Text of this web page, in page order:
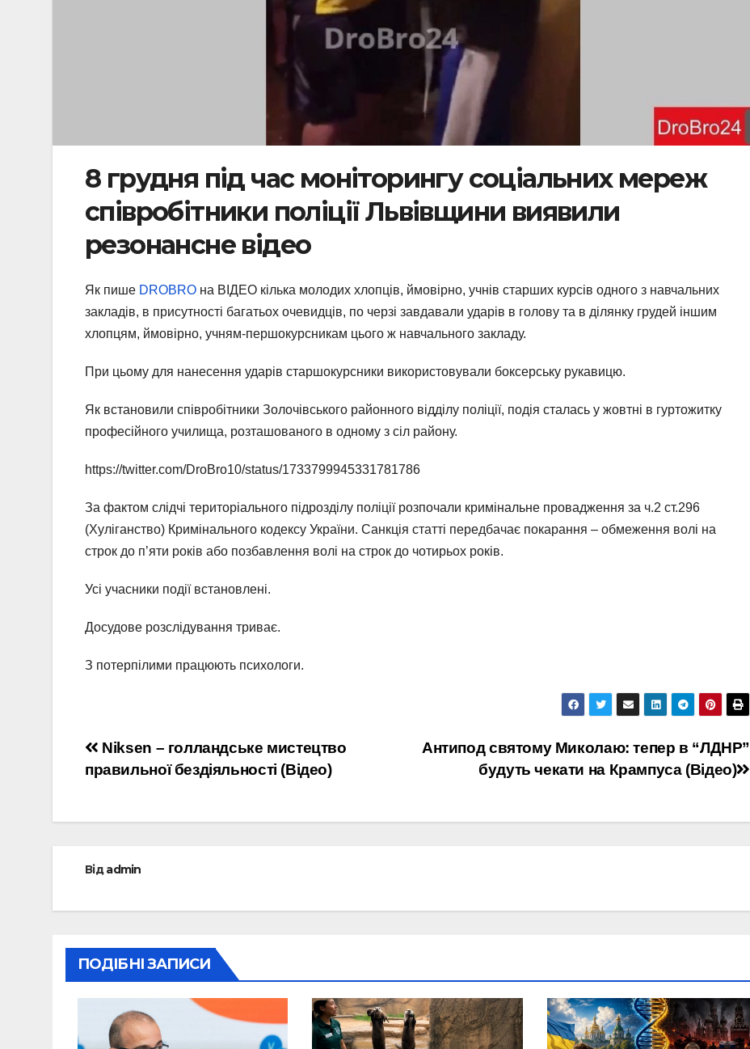
8 грудня під час моніторингу соціальних мереж
співробітники поліції Львівщини виявили
резонансне відео
Як пише DROBRO на ВІДЕО кілька молодих хлопців, ймовірно, учнів старших курсів одного з навчальних
закладів, в присутності багатьох очевидців, по черзі завдавали ударів в голову та в ділянку грудей іншим
хлопцям, ймовірно, учням-першокурсникам цього ж навчального закладу.
При цьому для нанесення ударів старшокурсники використовували боксерську рукавицю.
Як встановили співробітники Золочівського районного відділу поліції, подія сталась у жовтні в гуртожитку
професійного училища, розташованого в одному з сіл району.
https://twitter.com/DroBro10/status/1733799945331781786
За фактом слідчі територіального підрозділу поліції розпочали кримінальне провадження за ч.2 ст.296
(Хуліганство) Кримінального кодексу України. Санкція статті передбачає покарання – обмеження волі на
строк до п’яти років або позбавлення волі на строк до чотирьох років.
Усі учасники події встановлені.
Досудове розслідування триває.
З потерпілими працюють психологи.
Навігація
записів
Антипод святому Миколаю: тепер в “ЛДНР”
будуть чекати на Крампуса (Відео)
Niksen – голландське мистецтво
правильної бездіяльності (Відео)
Відadmin
ПОДІБНІ ЗАПИСИ